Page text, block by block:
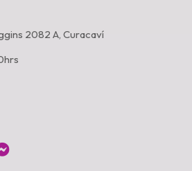
2082 A, Curacaví